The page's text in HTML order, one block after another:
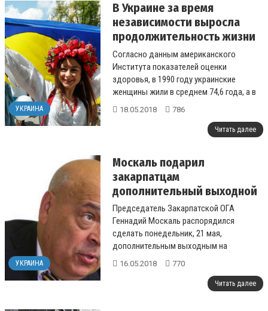
УКРАИНА
В Украине за время
независимости выросла
продолжительность жизни
– исследование
Согласно данным американского
Института показателей оценки
здоровья, в 1990 году украинские
женщины жили в среднем 74,6 года, а в
2016 году – 77 лет. У мужчин этот
18.05.2018 786
Читать далее
УКРАИНА
Москаль подарил
закарпатцам
дополнительный выходной
Председатель Закарпатской ОГА
Геннадий Москаль распорядился
сделать понедельник, 21 мая,
дополнительным выходным на
Закарпатье....
16.05.2018 770
Читать далее